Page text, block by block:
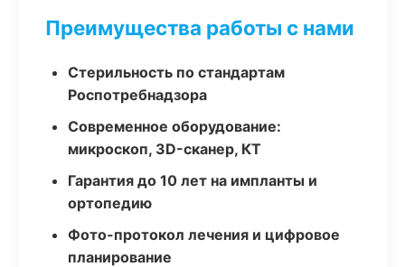
Преимущества работы с нами
Стерильность по стандартам
Роспотребнадзора
Современное оборудование:
микроскоп, 3D-сканер, КТ
Гарантия до 10 лет на импланты и
ортопедию
Фото-протокол лечения и цифровое
планирование